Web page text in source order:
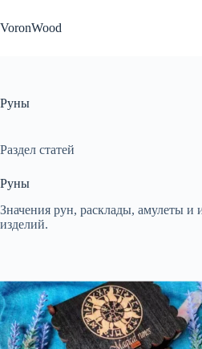
к
сути
VoronWood
Руны
Раздел статей
Руны
Значения рун, расклады, амулеты и
изделий.